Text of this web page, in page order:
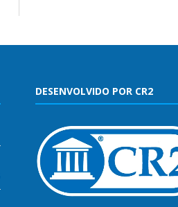
DESENVOLVIDO POR CR2